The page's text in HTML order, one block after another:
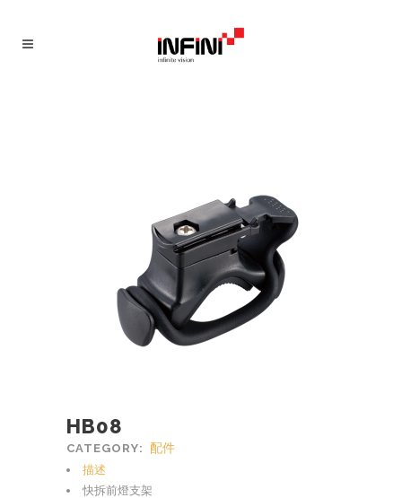
HB08
CATEGORY: 配件
描述
快拆前燈支架